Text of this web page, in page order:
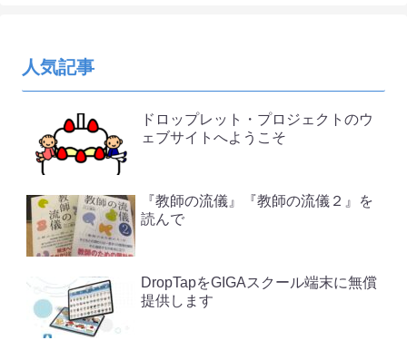
人気記事
ドロップレット・プロジェクトのウ
ェブサイトへようこそ
『教師の流儀』『教師の流儀２』を
読んで
DropTapをGIGAスクール端末に無償
提供します